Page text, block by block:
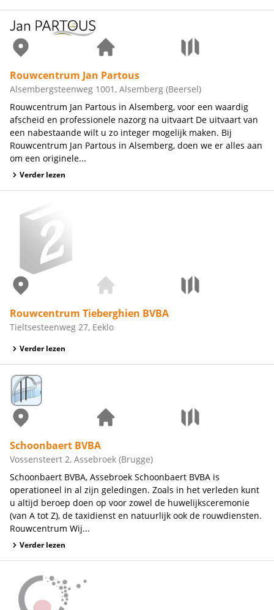
Rouwcentrum Jan Partous
Alsembergsteenweg 1001, Alsemberg (Beersel)
Rouwcentrum Jan Partous in Alsemberg, voor een waardig
afscheid en professionele nazorg na uitvaart De uitvaart van
een nabestaande wilt u zo integer mogelijk maken. Bij
Rouwcentrum Jan Partous in Alsemberg, doen we er alles aan
om een originele...
Verder lezen
Rouwcentrum Tieberghien BVBA
Tieltsesteenweg 27, Eeklo
Verder lezen
Schoonbaert BVBA
Vossensteert 2, Assebroek (Brugge)
Schoonbaert BVBA, Assebroek Schoonbaert BVBA is
operationeel in al zijn geledingen. Zoals in het verleden kunt
u altijd beroep doen op voor zowel de huwelijksceremonie
(van A tot Z), de taxidienst en natuurlijk ook de rouwdiensten.
Rouwcentrum Wij...
Verder lezen